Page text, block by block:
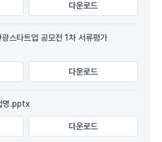
다운로드
스타트업 공모전 1차 서류평가
다운로드
명.pptx
다운로드